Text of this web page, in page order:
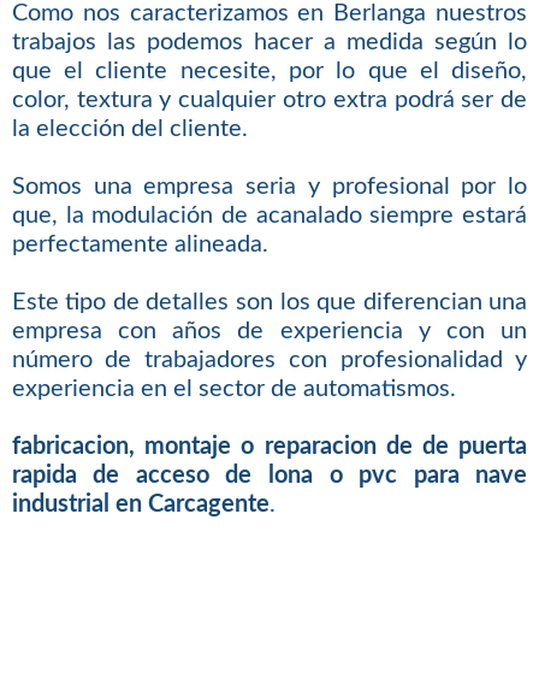
Como nos caracterizamos en Berlanga nuestros
trabajos las podemos hacer a medida según lo
que el cliente necesite, por lo que el diseño,
color, textura y cualquier otro extra podrá ser de
la elección del cliente.
Somos una empresa seria y profesional por lo
que, la modulación de acanalado siempre estará
perfectamente alineada.
Este tipo de detalles son los que diferencian una
empresa con años de experiencia y con un
número de trabajadores con profesionalidad y
experiencia en el sector de automatismos.
fabricacion, montaje o reparacion de de puerta
rapida de acceso de lona o pvc para nave
industrial en Carcagente.